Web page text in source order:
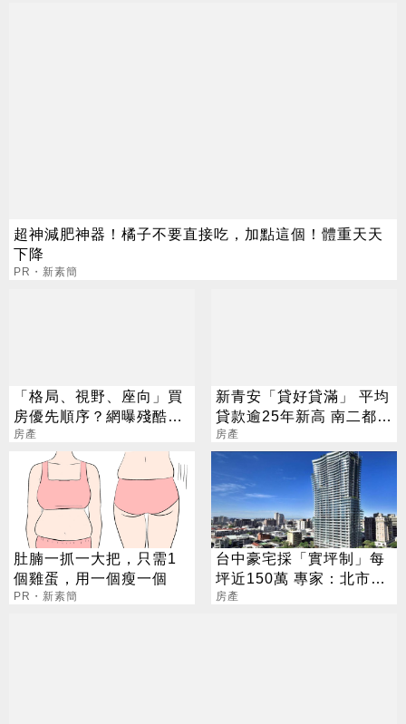
超神減肥神器！橘子不要直接吃，加點這個！體重天天
下降
PR・新素簡
「格局、視野、座向」買
房優先順序？網曝殘酷現
實：這點最重要
房產
新青安「貸好貸滿」 平均
貸款逾25年新高 南二都揹
最久
房產
肚腩一抓一大把，只需1
個雞蛋，用一個瘦一個
PR・新素簡
台中豪宅採「實坪制」每
坪近150萬 專家：北市1
坪恐上看500萬
房產